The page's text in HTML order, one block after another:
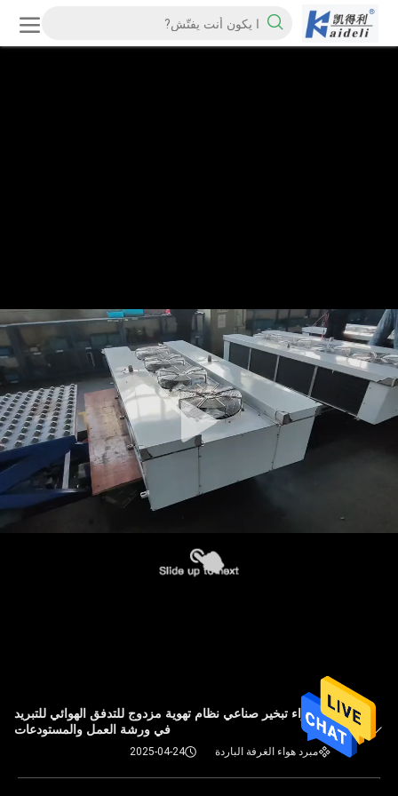
مبرد هواء تبخير صناعي نظام تهوية مزدوج للتدفق الهوائي للتبريد
في ورشة العمل والمستودعات
مبرد هواء الغرفة الباردة 2025-04-24